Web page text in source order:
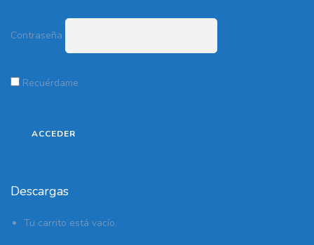
Contraseña
Recuérdame
Descargas
Tu carrito está vacío.